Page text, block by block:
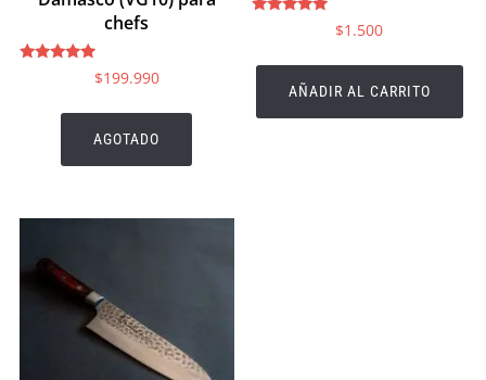
chefs
Valorado en$199.990
AGOTADO
$1.500
AÑADIR AL CARRITO